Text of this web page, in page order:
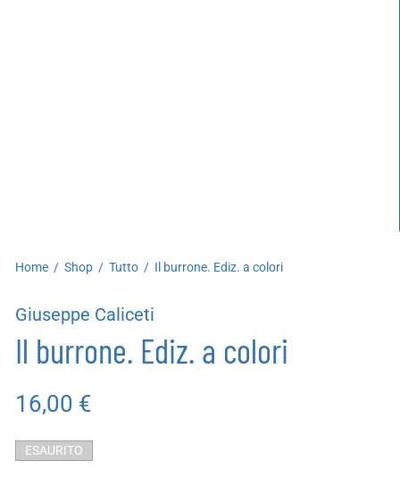
Home / Shop / Tutto / Il burrone. Ediz. a colori
Giuseppe Caliceti
Il burrone. Ediz. a colori
16,00 €
ESAURITO